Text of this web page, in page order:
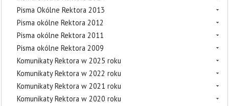
Pisma Okólne Rektora 2013
Pisma okólne Rektora 2012
Pisma okólne Rektora 2011
Pisma okólne Rektora 2009
Komunikaty Rektora w 2025 roku
Komunikaty Rektora w 2022 roku
Komunikaty Rektora w 2021 roku
Komunikaty Rektora w 2020 roku